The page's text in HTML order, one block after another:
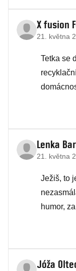
X fusion
21. května
Tetka se
Lenka
21. května
Ježiš, to
humor,
Jóža